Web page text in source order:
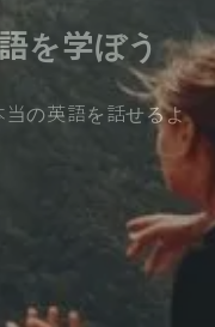
を学ぼう
の英語を話せるよ